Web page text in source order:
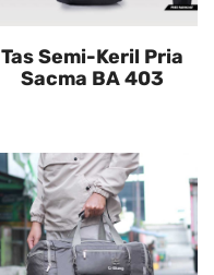
Tas Semi-Keril Pria
Sacma BA 403